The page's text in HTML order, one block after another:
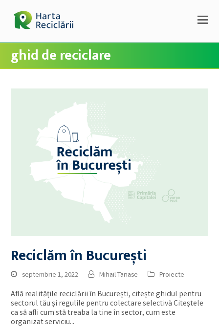
ghid de reciclare
Reciclăm în București
septembrie 1, 2022 Mihail Tanase Proiecte
Află realitățile reciclării în București, citește ghidul pentru
sectorul tău și regulile pentru colectare selectivă Citeștele
ca să afli cum stă treaba la tine în sector, cum este
organizat serviciu...